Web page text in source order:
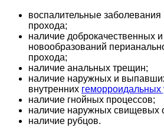
воспалительные заболевания
прохода;
наличие доброкачественных
новообразований
прохода;
наличие анальных трещин;
наличие наружных и
внутренних геморроидальных
наличие гнойных процессов;
наличие наружных свищевых
наличие рубцов.